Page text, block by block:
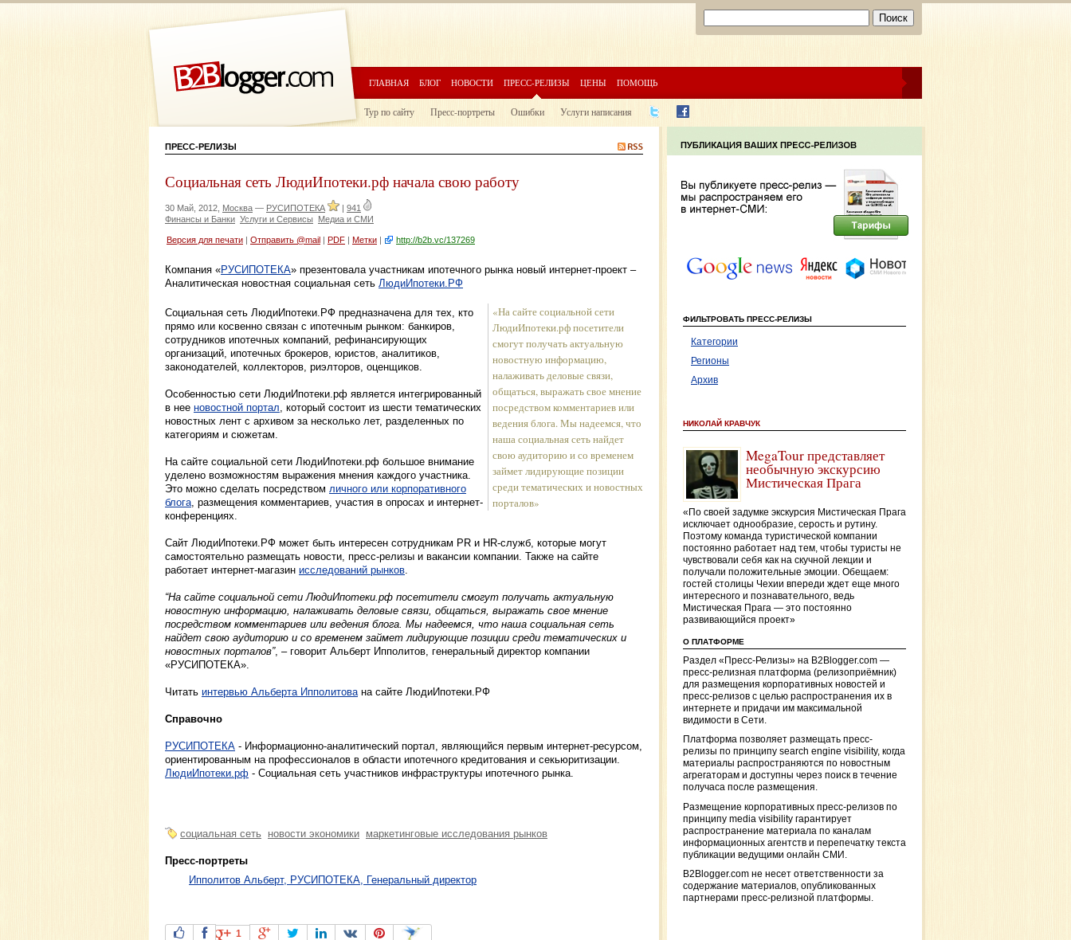
ГЛАВНАЯ БЛОГ НОВОСТИ ПРЕСС-РЕЛИЗЫ ЦЕНЫ ПОМОЩЬ
Тур по сайту Пресс-портреты Ошибки Услуги написания
ПРЕСС-РЕЛИЗЫ
Социальная сеть ЛюдиИпотеки.рф начала свою работу
30 Май, 2012, Москва — РУСИПОТЕКА | 941
Финансы и Банки Услуги и Сервисы Медиа и СМИ
Версия для печати Отправить @mail PDF Метки http://b2b.vc/137269
Компания «РУСИПОТЕКА» презентовала участникам ипотечного рынка новый интернет-проект –
Аналитическая новостная социальная сеть ЛюдиИпотеки.РФ
«На сайте социальной сети
ЛюдиИпотеки.рф посетители
смогут получать актуальную
новостную информацию,
налаживать деловые связи,
общаться, выражать свое мнение
посредством комментариев или
ведения блога. Мы надеемся, что
наша социальная сеть найдет
свою аудиторию и со временем
займет лидирующие позиции
среди тематических и новостных
порталов»
Социальная сеть ЛюдиИпотеки.РФ предназначена для тех, кто
прямо или косвенно связан с ипотечным рынком: банкиров,
сотрудников ипотечных компаний, рефинансирующих
организаций, ипотечных брокеров, юристов, аналитиков,
законодателей, коллекторов, риэлторов, оценщиков.
Особенностью сети ЛюдиИпотеки.рф является интегрированный
в нее новостной портал , который состоит из шести тематических
новостных лент с архивом за несколько лет, разделенных по
категориям и сюжетам.
На сайте социальной сети ЛюдиИпотеки.рф большое внимание
уделено возможностям выражения мнения каждого участника.
Это можно сделать посредством личного или корпоративного
блога , размещения комментариев, участия в опросах и интернет-
конференциях.
Сайт ЛюдиИпотеки.РФ может быть интересен сотрудникам PR и HR-служб, которые могут
самостоятельно размещать новости, пресс-релизы и вакансии компании. Также на сайте
работает интернет-магазин исследований рынков
“На сайте социальной сети ЛюдиИпотеки.рф посетители смогут получать актуальную
новостную информацию, налаживать деловые связи, общаться, выражать свое мнение
посредством комментариев или ведения блога. Мы надеемся, что наша социальная сеть
найдет свою аудиторию и со временем займет лидирующие позиции среди тематических и
новостных порталов”, – говорит Альберт Ипполитов, генеральный директор компании
«РУСИПОТЕКА».
Читать интервью Альберта Ипполитова на сайте ЛюдиИпотеки.РФ
Справочно
РУСИПОТЕКА - Информационно-аналитический портал, являющийся первым интернет-ресурсом,
ориентированным на профессионалов в области ипотечного кредитования и секьюритизации.
ЛюдиИпотеки.рф - Социальная сеть участников инфраструктуры ипотечного рынка.
социальная сеть новости экономики маркетинговые исследования рынков
Пресс-портреты
Ипполитов Альберт, РУСИПОТЕКА, Генеральный директор
1
ФИЛЬТРОВАТЬ ПРЕСС-РЕЛИЗЫ
Категории
Регионы
Архив
НИКОЛАЙ КРАВЧУК
MegaTour представляет
необычную экскурсию
Мистическая Прага
«По своей задумке экскурсия Мистическая Прага
исключает однообразие, серость и рутину.
Поэтому команда туристической компании
постоянно работает над тем, чтобы туристы не
чувствовали себя как на скучной лекции и
получали положительные эмоции. Обещаем:
гостей столицы Чехии впереди ждет еще много
интересного и познавательного, ведь
Мистическая Прага — это постоянно
развивающийся проект»
О ПЛАТФОРМЕ
Раздел «Пресс-Релизы» на B2Blogger.com —
пресс-релизная платформа (релизоприёмник)
для размещения корпоративных новостей и
пресс-релизов с целью распространения их в
интернете и придачи им максимальной
видимости в Сети.
Платформа позволяет размещать пресс-
релизы по принципу search engine visibility, когда
материалы распространяются по новостным
агрегаторам и доступны через поиск в течение
получаса после размещения.
Размещение корпоративных пресс-релизов по
принципу media visibility гарантирует
распространение материала по каналам
информационных агентств и перепечатку текста
публикации ведущими онлайн СМИ.
B2Blogger.com не несет ответственности за
содержание материалов, опубликованных
партнерами пресс-релизной платформы.